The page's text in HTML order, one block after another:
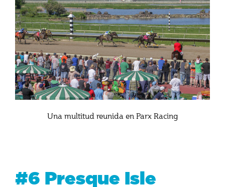
Una multitud reunida en Parx Racing
#6 Presque Isle